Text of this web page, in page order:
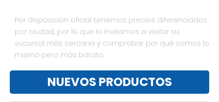
Por disposición oficial tenemos precios diferenciados
por ciudad, por lo que lo invitamos a visitar su
sucursal más cercana y comprobar por qué somos lo
mismo pero más barato.
NUEVOS PRODUCTOS